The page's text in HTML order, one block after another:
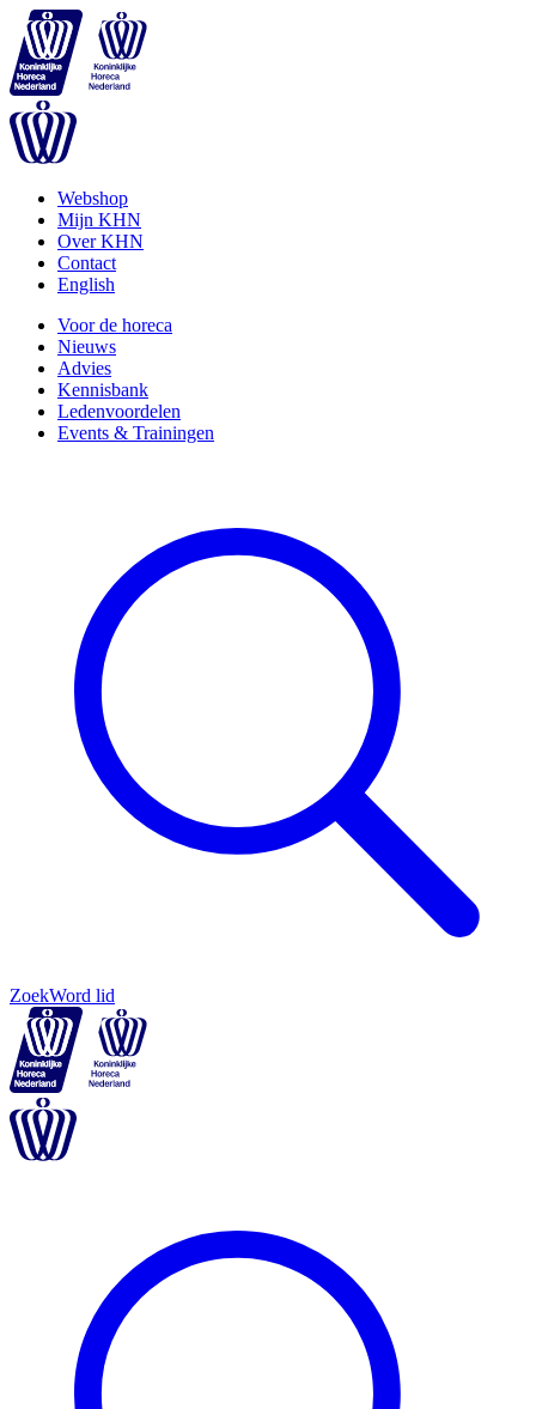
Webshop
Mijn KHN
Over KHN
Contact
English
Voor de horeca
Nieuws
Advies
Kennisbank
Ledenvoordelen
Events & Trainingen
ZoekWord lid